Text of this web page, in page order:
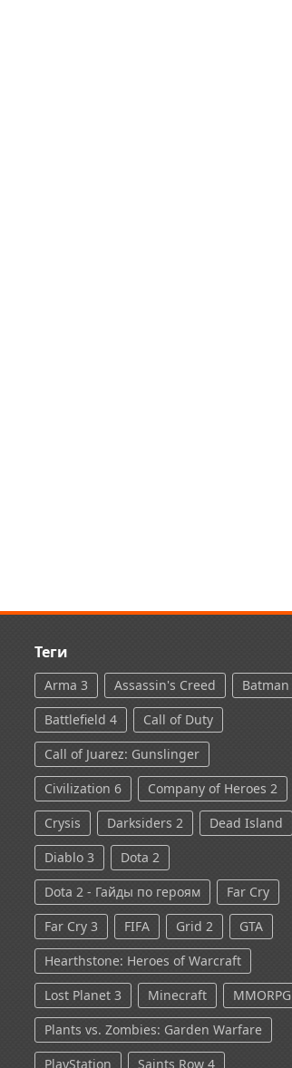
Теги
Arma 3 Assassin's Creed
Batman
Battlefield 4
Call of Duty
Call of Juarez: Gunslinger
Civilization 6
Company of Heroes 2
Crysis
Darksiders 2
Dead Island
Diablo 3
Dota 2
Dota 2 - Гайды по героям
Far Cry
Far Cry 3
FIFA Grid 2
GTA
Hearthstone: Heroes of Warcraft
Lost Planet 3
Minecraft
MMORPG
Plants vs. Zombies: Garden Warfare
PlayStation
Saints Row 4